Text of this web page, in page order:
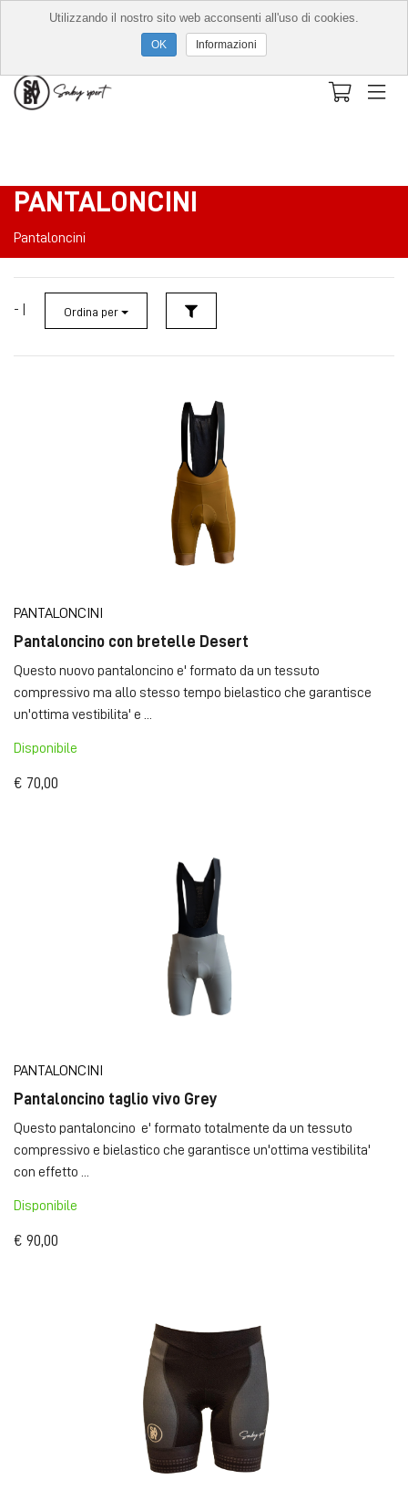
PANTALONCINI
Pantaloncini
- | Ordina per
PANTALONCINI
Pantaloncino con bretelle Desert
Questo nuovo pantaloncino e' formato da un tessuto
compressivo ma allo stesso tempo bielastico che garantisce
un'ottima vestibilita' e ...
Disponibile
€ 70,00
PANTALONCINI
Pantaloncino taglio vivo Grey
Questo pantaloncino e' formato totalmente da un tessuto
compressivo e bielastico che garantisce un'ottima vestibilita'
con effetto ...
Disponibile
€ 90,00
Utilizzando il nostro sito web acconsenti all'uso di cookies.
Informazioni